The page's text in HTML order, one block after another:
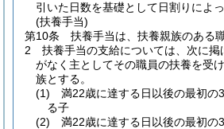
引いた日数を基礎として日割りによっ
(扶養手当)
第10条
扶養手当は、扶養親族のある
2
扶養手当の支給については、次に
がなく主としてその職員の扶養を受
族とする。
(1)
満22歳に達する日以後の最初の
る子
(2)
満22歳に達する日以後の最初の